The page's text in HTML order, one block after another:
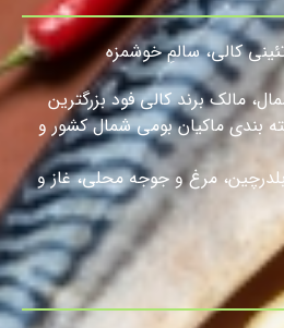
کالی، سالمِ خوشمزه
مالک برند کالی فود بزرگترین
بندی ماکیان بومی شمال کشور و
مرغ و جوجه محلی، غاز و